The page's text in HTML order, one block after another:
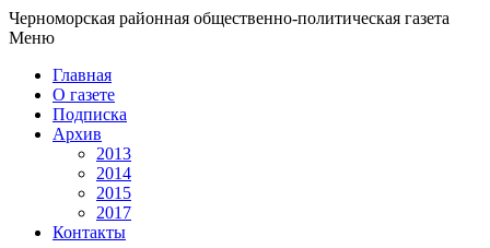
Черноморская районная общественно-политическая газета
Меню
Главная
О газете
Подписка
Архив
2013
2014
2015
2017
Контакты